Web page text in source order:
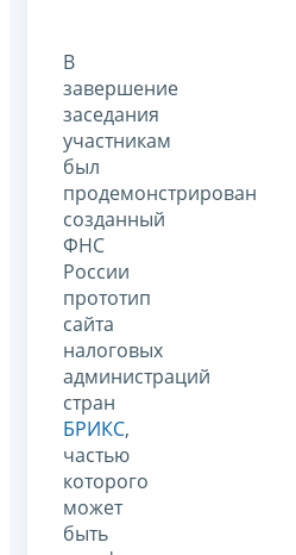
В
завершение
заседания
участникам
был
продемонстрирован
созданный
ФНС
России
прототип
сайта
налоговых
администраций
стран
БРИКС,
частью
которого
может
быть